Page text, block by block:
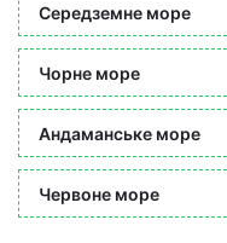
Середземне море
Чорне море
Андаманське море
Червоне море